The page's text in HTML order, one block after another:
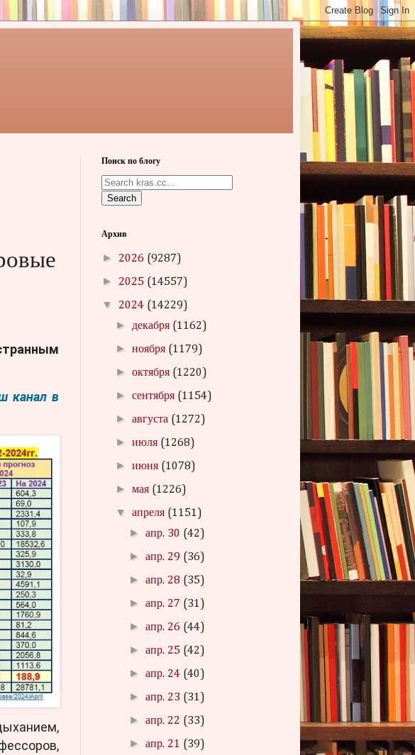
канал в
Поиск по блогу
Search
Архив
► 2026 (9287)
► 2025 (14557)
▼ 2024 (14229)
► декабря (1162)
►ноября (1179)
►октября (1220)
►сентября (1154)
►августа (1272)
►июля (1268)
►июня (1078)
►мая (1226)
▼апреля (1151)
►апр. 30 (42)
►апр. 29 (36)
►апр. 28 (35)
►апр. 27 (31)
►апр. 26 (44)
►апр. 25 (42)
►апр. 24 (40)
►апр. 23 (31)
►апр. 22 (33)
►апр. 21 (39)